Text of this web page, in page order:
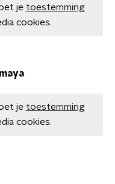
je toestemming
cookies.
je toestemming
cookies.